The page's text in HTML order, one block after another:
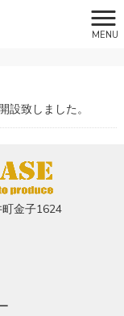
MENU
設致しました。
金子1624